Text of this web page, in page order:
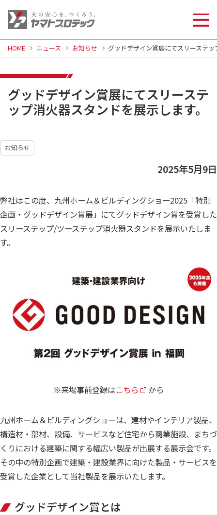
グッドデザイン賞展にてスリーステ
ップ消火器スタンドを展示します。
HOME ニュース お知らせ グッドデザイン賞展にてスリーステ
お知らせ
2025年5月9日
弊社はこの度、九州ホーム＆ビルディングショー2025「特別
企画・グッドデザイン賞展」にてグッドデザイン賞を受賞した
スリーステップ/ツーステップ消火器スタンドを展示いたしま
す。
※来場事前登録はこちら から
九州ホーム＆ビルディングショーは、建材やインテリア製品、
構造材・部材、設備、サービスなど住宅から商業施設、まちづ
くりにおける建築に関する幅広い製品が出展する展示会です。
その中の特別企画で建築・建設業界に向けた製品・サービスを
受賞した企業として当社製品を展示いたします。
グッドデザイン賞とは